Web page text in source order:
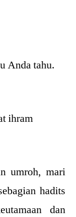
Anda tahu.
ihram
umroh, mari
hadits
dan